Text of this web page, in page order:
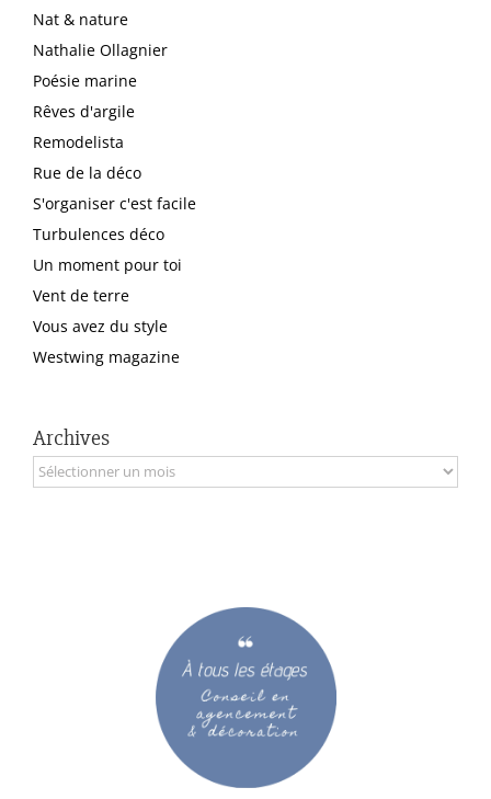
Nat & nature
Nathalie Ollagnier
Poésie marine
Rêves d'argile
Remodelista
Rue de la déco
S'organiser c'est facile
Turbulences déco
Un moment pour toi
Vent de terre
Vous avez du style
Westwing magazine
Archives
Archives